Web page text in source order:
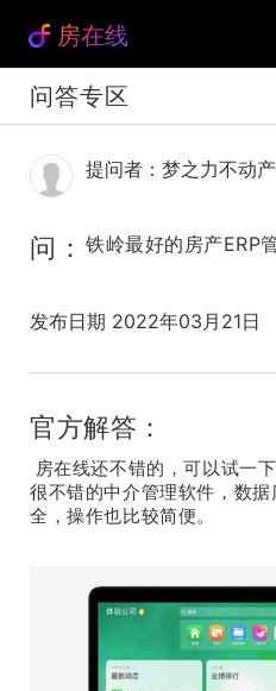
房在线
问答专区
提问者：梦之力不动产
问： 铁岭最好的房产ERP
发布日期 2022年03月21日
官方解答：
房在线还不错的，可以试一
很不错的中介管理软件，数
全，操作也比较简便。